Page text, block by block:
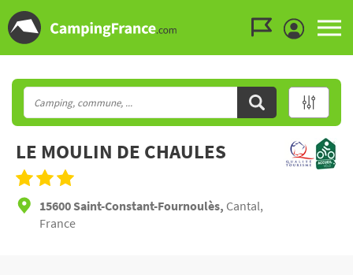
LE MOULIN DE CHAULES
15600 Saint-Constant-Fournoulès, Cantal,
France